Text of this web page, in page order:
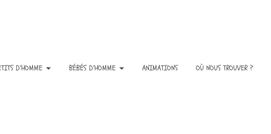
D’HOMME BÉBÉS D’HOMME ANIMATIONS OÙ NOUS TROUVER ?